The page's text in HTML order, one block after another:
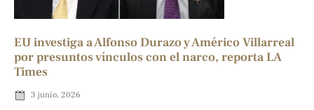
EU investiga a Alfonso Durazo y Américo Villarreal
por presuntos vínculos con el narco, reporta LA
Times
3 junio, 2026